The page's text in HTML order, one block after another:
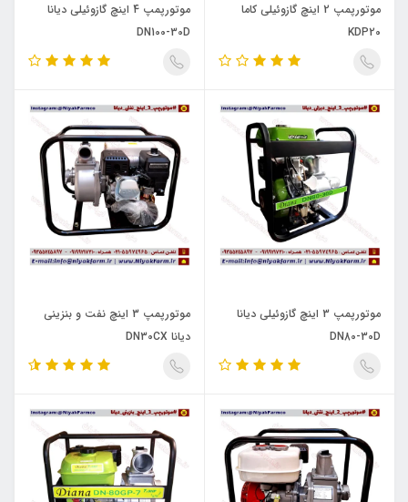
موتورپمپ 2 اینچ گازوئیلی کاما
KDP20
موتورپمپ 4 اینچ گازوئیلی دیانا
DN100-30D
موتورپمپ 3 اینچ گازوئیلی دیانا
DN80-30D
موتورپمپ 3 اینچ نفت و بنزینی
دیانا DN30CX